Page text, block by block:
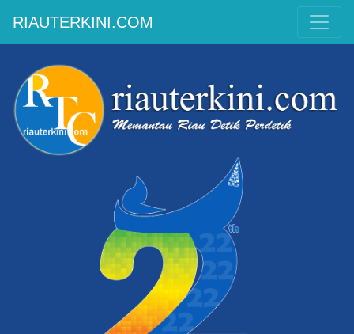
RIAUTERKINI.COM